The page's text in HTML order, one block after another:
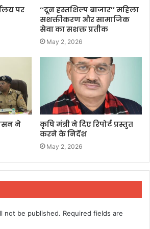
पर
‘‘दून हस्तशिल्प बाजार’’ महिला
सशक्तीकरण और सामाजिक
सेवा का सशक्त प्रतीक
May 2, 2026
ने
कृषि मंत्री ने दिए रिपोर्ट प्रस्तुत
करने के निर्देश
May 2, 2026
not be published. Required fields are